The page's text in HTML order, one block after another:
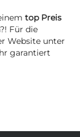
top Preis
Für die
Website unter
garantiert